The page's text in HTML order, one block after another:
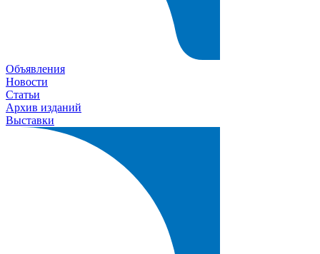
Объявления
Новости
Статьи
Архив изданий
Выставки